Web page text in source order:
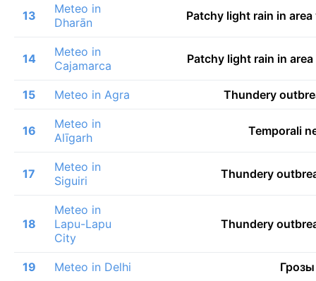
13
Meteo in
Dharān
Patchy light rain in
14
Meteo in
Cajamarca
Patchy light rain in
15 Meteo in Agra Thundery
16
Meteo in
Alīgarh
Temporali
17
Meteo in
Siguiri
Thundery
18
Meteo in
Lapu-Lapu
City
Thundery
19 Meteo in Delhi